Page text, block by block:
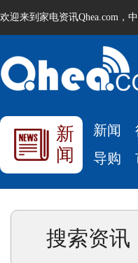
欢迎来到家电资讯Qhea.com，
新
闻
新闻
导购
搜索资讯